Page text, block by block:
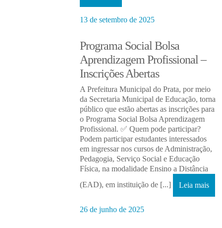
13 de setembro de 2025
Programa Social Bolsa
Aprendizagem Profissional –
Inscrições Abertas
A Prefeitura Municipal do Prata, por meio
da Secretaria Municipal de Educação, torna
público que estão abertas as inscrições para
o Programa Social Bolsa Aprendizagem
Profissional. ✅ Quem pode participar?
Podem participar estudantes interessados
em ingressar nos cursos de Administração,
Pedagogia, Serviço Social e Educação
Física, na modalidade Ensino a Distância
(EAD), em instituição de [...]
Leia mais
26 de junho de 2025